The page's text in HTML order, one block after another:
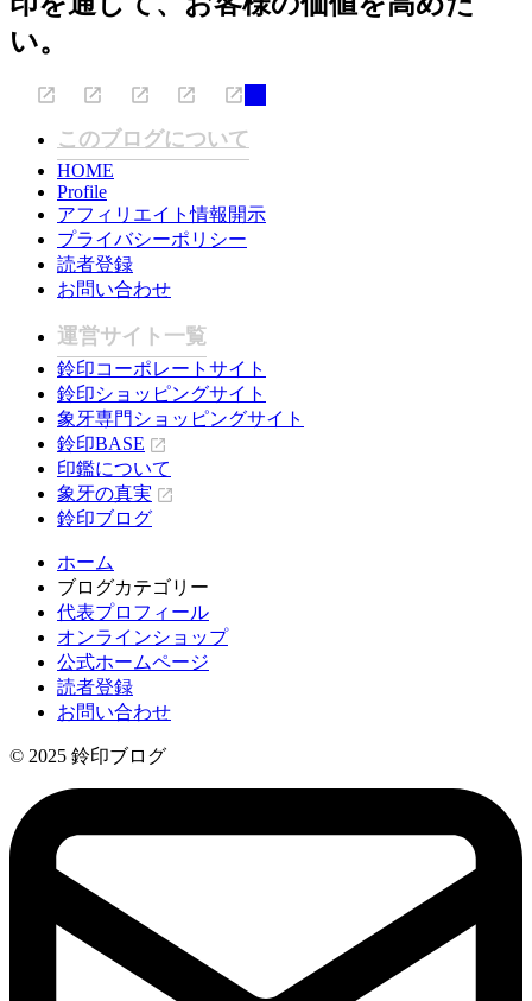
い。
このブログについて
HOME
Profile
アフィリエイト情報開示
プライバシーポリシー
読者登録
お問い合わせ
運営サイト一覧
鈴印コーポレートサイト
鈴印ショッピングサイト
象牙専門ショッピングサイト
鈴印BASE
印鑑について
象牙の真実
鈴印ブログ
ホーム
ブログカテゴリー
代表プロフィール
オンラインショップ
公式ホームページ
読者登録
お問い合わせ
© 2025 鈴印ブログ